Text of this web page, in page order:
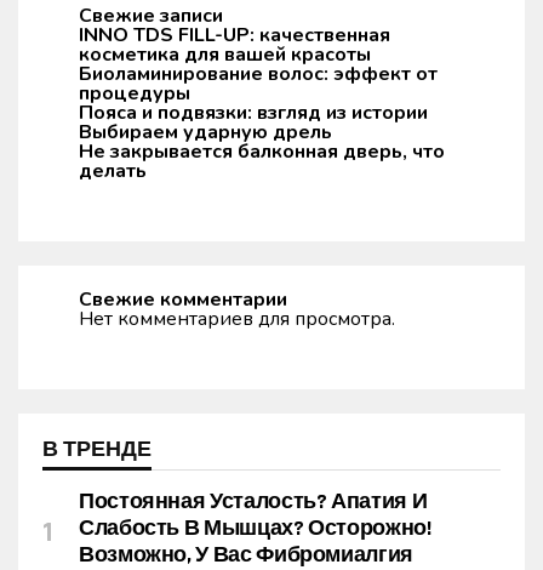
Свежие записи
INNO TDS FILL-UP: качественная
косметика для вашей красоты
Биоламинирование волос: эффект от
процедуры
Пояса и подвязки: взгляд из истории
Выбираем ударную дрель
Не закрывается балконная дверь, что
делать
Свежие комментарии
Нет комментариев для просмотра.
В ТРЕНДЕ
Постоянная Усталость? Апатия И
Слабость В Мышцах? Осторожно!
Возможно, У Вас Фибромиалгия